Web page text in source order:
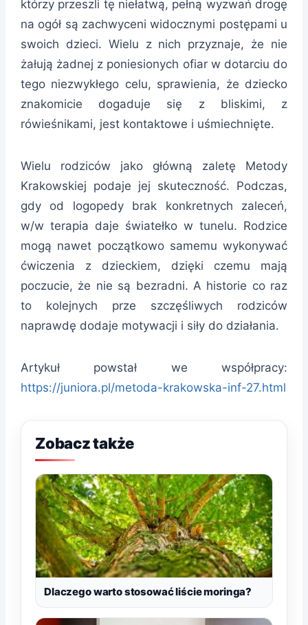
którzy przeszli tę niełatwą, pełną wyzwań drogę
na ogół są zachwyceni widocznymi postępami u
swoich dzieci. Wielu z nich przyznaje, że nie
żałują żadnej z poniesionych ofiar w dotarciu do
tego niezwykłego celu, sprawienia, że dziecko
znakomicie dogaduje się z bliskimi, z
rówieśnikami, jest kontaktowe i uśmiechnięte.
Wielu rodziców jako główną zaletę Metody
Krakowskiej podaje jej skuteczność. Podczas,
gdy od logopedy brak konkretnych zaleceń,
w/w terapia daje światełko w tunelu. Rodzice
mogą nawet początkowo samemu wykonywać
ćwiczenia z dzieckiem, dzięki czemu mają
poczucie, że nie są bezradni. A historie co raz
to kolejnych prze szczęśliwych rodziców
naprawdę dodaje motywacji i siły do działania.
Artykuł powstał we współpracy:
https://juniora.pl/metoda-krakowska-inf-27.html
Zobacz także
Dlaczego warto stosować liście moringa?